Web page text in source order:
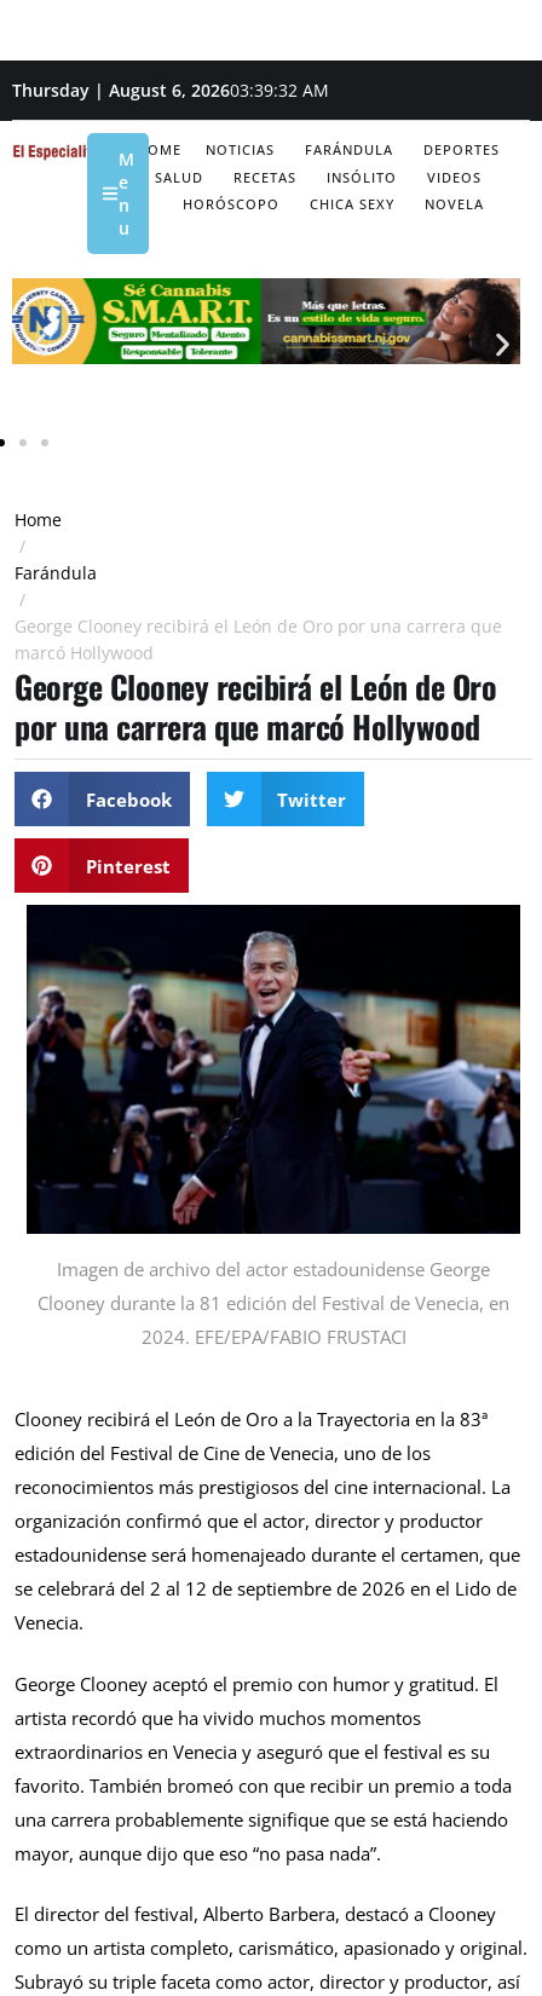
Thursday | August 6, 202603:39:33 AM
HOME NOTICIAS FARÁNDULA
DEPORTES
SALUD
RECETAS INSÓLITO
VIDEOS
HORÓSCOPO
CHICA SEXY NOVELA
M
e
n
u
Home
/
Farándula
/
George Clooney recibirá el León de Oro por una carrera que
marcó Hollywood
George Clooney recibirá el León de Oro
por una carrera que marcó Hollywood
Facebook Twitter
Pinterest
Imagen de archivo del actor estadounidense George
Clooney durante la 81 edición del Festival de Venecia, en
2024. EFE/EPA/FABIO FRUSTACI
Clooney recibirá el León de Oro a la Trayectoria en la 83ª
edición del Festival de Cine de Venecia, uno de los
reconocimientos más prestigiosos del cine internacional. La
organización confirmó que el actor, director y productor
estadounidense será homenajeado durante el certamen, que
se celebrará del 2 al 12 de septiembre de 2026 en el Lido de
Venecia.
George Clooney aceptó el premio con humor y gratitud. El
artista recordó que ha vivido muchos momentos
extraordinarios en Venecia y aseguró que el festival es su
favorito. También bromeó con que recibir un premio a toda
una carrera probablemente signifique que se está haciendo
mayor, aunque dijo que eso “no pasa nada”.
El director del festival, Alberto Barbera, destacó a Clooney
como un artista completo, carismático, apasionado y original.
Subrayó su triple faceta como actor, director y productor, así